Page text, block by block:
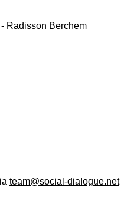
Radisson Berchem
team@social-dialogue.net